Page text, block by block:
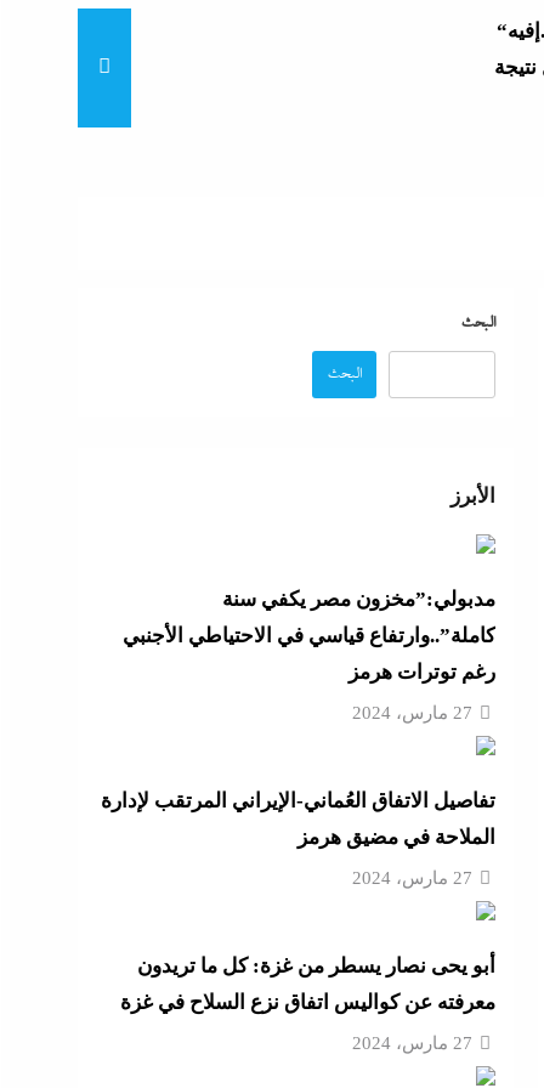
“زغاريد نص الليل للفجر”..إفيه
البحث
البحث
الأبرز
مدبولي:”مخزون مصر يكفي سنة
كاملة”..وارتفاع قياسي في الاحتياطي الأجنبي
رغم توترات هرمز
27 مارس، 2024
تفاصيل الاتفاق العُماني-الإيراني المرتقب لإدارة
الملاحة في مضيق هرمز
27 مارس، 2024
أبو يحى نصار يسطر من غزة: كل ما تريدون
معرفته عن كواليس اتفاق نزع السلاح في غزة
27 مارس، 2024